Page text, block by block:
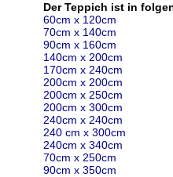
Der Teppich ist in
60cm x 120cm
70cm x 140cm
90cm x 160cm
140cm x 200cm
170cm x 240cm
200cm x 200cm
200cm x 250cm
200cm x 300cm
240cm x 240cm
240 cm x 300cm
240cm x 340cm
70cm x 250cm
90cm x 350cm